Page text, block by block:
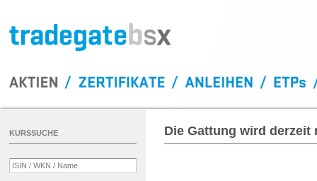
Die Gattung wird derzeit
KURSSUCHE